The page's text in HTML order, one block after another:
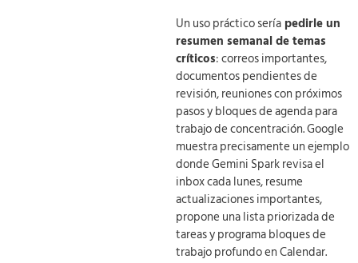
Un uso práctico sería pedirle un
resumen semanal de temas
críticos: correos importantes,
documentos pendientes de
revisión, reuniones con próximos
pasos y bloques de agenda para
trabajo de concentración. Google
muestra precisamente un ejemplo
donde Gemini Spark revisa el
inbox cada lunes, resume
actualizaciones importantes,
propone una lista priorizada de
tareas y programa bloques de
trabajo profundo en Calendar.